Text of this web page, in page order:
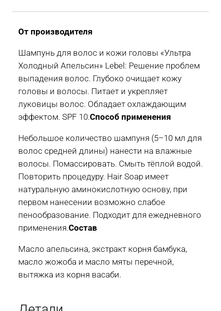
Cool
Холодный
Апельсин"
200
мл
От производителя
Шампунь для волос и кожи головы «Ультра
Холодный Апельсин» Lebel: Решение проблем
выпадения волос. Глубоко очищает кожу
головы и волосы. Питает и укрепляет
луковицы волос. Обладает охлаждающим
эффектом. SPF 10.Способ применения
Небольшое количество шампуня (5–10 мл для
волос средней длины) нанести на влажные
волосы. Помассировать. Смыть тёплой водой.
Повторить процедуру. Hair Soap имеет
натуральную аминокислотную основу, при
первом нанесении возможно слабое
пенообразование. Подходит для ежедневного
применения.Состав
Масло апельсина, экстракт корня бамбука,
масло жожоба и масло мяты перечной,
вытяжка из корня васаби.